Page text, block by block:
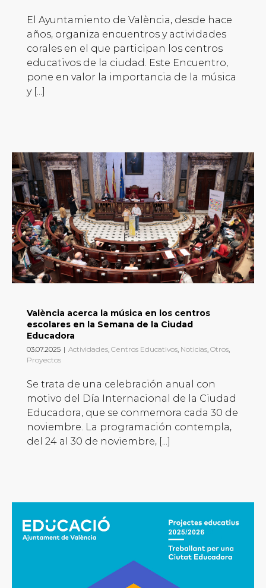
El Ayuntamiento de València, desde hace
años, organiza encuentros y actividades
corales en el que participan los centros
educativos de la ciudad. Este Encuentro,
pone en valor la importancia de la música
y [...]
València acerca la música en los centros
escolares en la Semana de la Ciudad
Educadora
03.07.2025 | Actividades, Centros Educativos, Noticias, Otros,
Proyectos
Se trata de una celebración anual con
motivo del Día Internacional de la Ciudad
Educadora, que se conmemora cada 30 de
noviembre. La programación contempla,
del 24 al 30 de noviembre, [...]